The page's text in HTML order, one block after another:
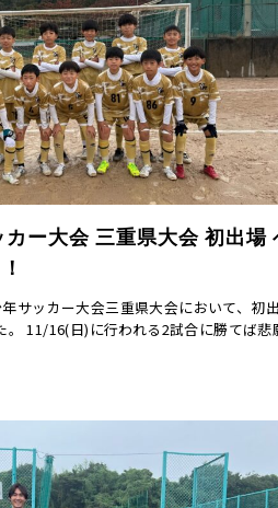
カー大会 三重県大会 初出場
サッカー大会三重県大会において、初
。 11/16(日)に行われる2試合に勝てば悲